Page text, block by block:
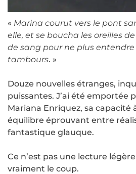
« Marina courut vers le pont
elle, et se boucha les oreilles
de sang pour ne plus
tambours. »
Douze nouvelles étranges,
puissantes. J’ai été emportée
Mariana Enriquez, sa capacité
équilibre éprouvant entre
fantastique glauque.
Ce n’est pas une lecture
vraiment le coup.